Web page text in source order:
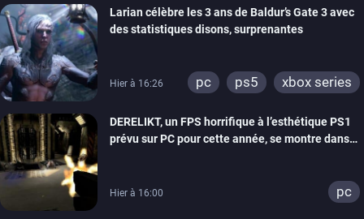
Larian célèbre les 3 ans de Baldur’s Gate 3 avec
des statistiques disons, surprenantes
Hier à 16:26 pc ps5 xbox series
DERELIKT, un FPS horrifique à l’esthétique PS1
prévu sur PC pour cette année, se montre dans
Hier à 16:00 pc